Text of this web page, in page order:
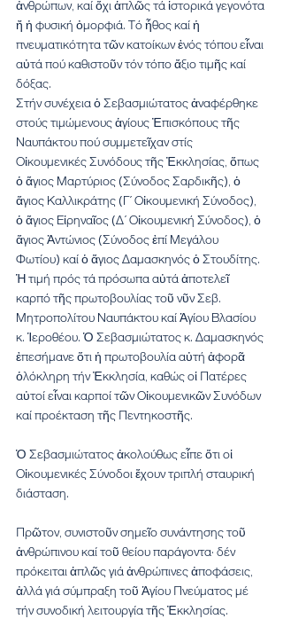
ἀνθρώπων, καί ὄχι ἁπλῶς τά ἱστορικά γεγονότα
ἤ ἡ φυσική ὀμορφιά. Τό ἦθος καί ἡ
πνευματικότητα τῶν κατοίκων ἑνός τόπου εἶναι
αὐτά πού καθιστοῦν τόν τόπο ἄξιο τιμῆς καί
δόξας.
Στήν συνέχεια ὁ Σεβασμιώτατος ἀναφέρθηκε
στούς τιμώμενους ἁγίους Ἐπισκόπους τῆς
Ναυπάκτου πού συμμετεῖχαν στίς
Οἰκουμενικές Συνόδους τῆς Ἐκκλησίας, ὅπως
ὁ ἅγιος Μαρτύριος (Σύνοδος Σαρδικῆς), ὁ
ἅγιος Καλλικράτης (Γ΄ Οἰκουμενική Σύνοδος),
ὁ ἅγιος Εἰρηναῖος (Δ΄ Οἰκουμενική Σύνοδος), ὁ
ἅγιος Ἀντώνιος (Σύνοδος ἐπί Μεγάλου
Φωτίου) καί ὁ ἅγιος Δαμασκηνός ὁ Στουδίτης.
Ἡ τιμή πρός τά πρόσωπα αὐτά ἀποτελεῖ
καρπό τῆς πρωτοβουλίας τοῦ νῦν Σεβ.
Μητροπολίτου Ναυπάκτου καί Ἁγίου Βλασίου
κ. Ἱεροθέου. Ὁ Σεβασμιώτατος κ. Δαμασκηνός
ἐπεσήμανε ὅτι ἡ πρωτοβουλία αὐτή ἀφορᾶ
ὁλόκληρη τήν Ἐκκλησία, καθώς οἱ Πατέρες
αὐτοί εἶναι καρποί τῶν Οἰκουμενικῶν Συνόδων
καί προέκταση τῆς Πεντηκοστῆς.
Ὁ Σεβασμιώτατος ἀκολούθως εἶπε ὅτι οἱ
Οἰκουμενικές Σύνοδοι ἔχουν τριπλή σταυρική
διάσταση.
Πρῶτον, συνιστοῦν σημεῖο συνάντησης τοῦ
ἀνθρώπινου καί τοῦ θείου παράγοντα· δέν
πρόκειται ἁπλῶς γιά ἀνθρώπινες ἀποφάσεις,
ἀλλά γιά σύμπραξη τοῦ Ἁγίου Πνεύματος μέ
τήν συνοδική λειτουργία τῆς Ἐκκλησίας.